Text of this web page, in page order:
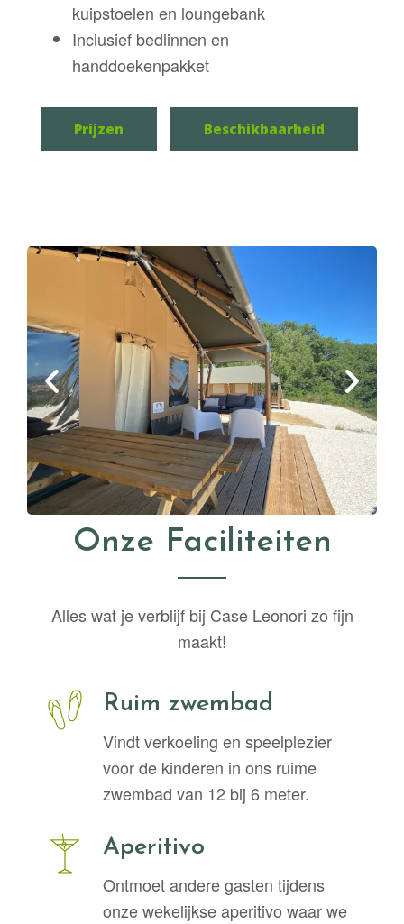
kuipstoelen en loungebank
Inclusief bedlinnen en
handdoekenpakket
Prijzen Beschikbaarheid
Onze Faciliteiten
Alles wat je verblijf bij Case Leonori zo fijn
maakt!
Ruim zwembad
Vindt verkoeling en speelplezier
voor de kinderen in ons ruime
zwembad van 12 bij 6 meter.
Aperitivo
Ontmoet andere gasten tijdens
onze wekelijkse aperitivo waar we